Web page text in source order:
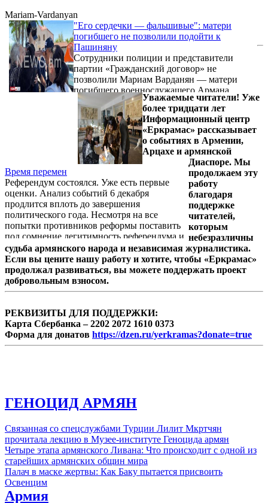
Mariam-Vardanyan
"Его сердечки — фальшивые": матери
погибшего не позволили подойти к
Пашиняну
Сотрудники полиции и представители
партии «Гражданский договор» не
позволили Мариам Варданян — матери
погибшего военнослужащего Армана
Гукасяна и бабушке пропавшего без вести
Саркиса Гукасяна — приблизиться к месту
проведения агитационного мероприятия
кандидата в премьер-министры Никола
Пашиняна.
Время перемен
Референдум состоялся. Уже есть первые
оценки. Анализ событий 6 декабря
продлится вплоть до завершения
политического года. Несмотря на все
попытки противников реформы поставить
под сомнение легитимность референдума и
его результаты, проект преобразований
прошел испытание голосованием: 6 декабря
граждане Армении высказались в
поддержку перемен. В истории
независимой армянской государственности
полупрезидентской к парламентской форме
правления.
Уважаемые читатели! Уже
более тридцати лет
Информационный центр
«Еркрамас» рассказывает
о событиях в Армении,
Арцахе и армянской
Диаспоре. Мы
продолжаем эту
работу
благодаря
поддержке
читателей,
которым
небезразличны
судьба армянского народа и независимая журналистика.
Если вы цените нашу работу и хотите, чтобы «Еркрамас»
продолжал развиваться, вы можете поддержать проект
добровольным взносом.
РЕКВИЗИТЫ ДЛЯ ПОДДЕРЖКИ:
Карта Сбербанка – 2202 2072 1610 0373
Форма для донатов https://dzen.ru/yerkramas?donate=true
ГЕНОЦИД АРМЯН
Связанная со спецслужбами Турции Лилит Мкртчян
прочитала лекцию в Музее-институте Геноцида армян
Четыре этапа армянского Ливана: Что происходит с одной из
старейших армянских общин мира
Палач в маске жертвы: Как Баку пытается присвоить
Освенцим
Армия